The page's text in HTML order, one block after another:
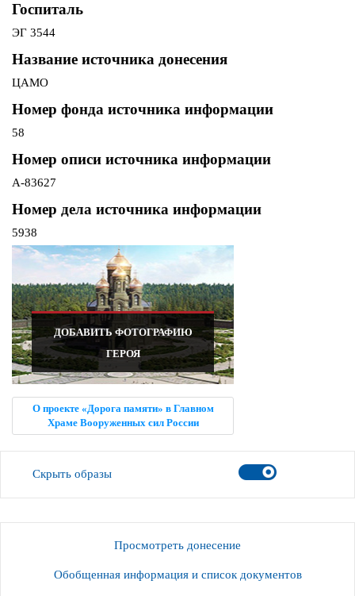
Госпиталь
ЭГ 3544
Название источника донесения
ЦАМО
Номер фонда источника информации
58
Номер описи источника информации
А-83627
Номер дела источника информации
5938
ДОБАВИТЬ ФОТОГРАФИЮ
ГЕРОЯ
О проекте «Дорога памяти» в Главном
Храме Вооруженных сил России
Скрыть образы
Просмотреть донесение
Обобщенная информация и список документов